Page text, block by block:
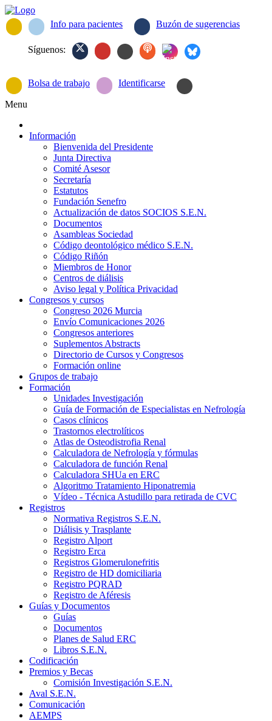
Info para pacientes Buzón de sugerencias
Síguenos:
Bolsa de trabajo Identificarse
Menu
Información
Bienvenida del Presidente
Junta Directiva
Comité Asesor
Secretaría
Estatutos
Fundación Senefro
Actualización de datos SOCIOS S.E.N.
Documentos
Asambleas Sociedad
Código deontológico médico S.E.N.
Código Riñón
Miembros de Honor
Centros de diálisis
Aviso legal y Política Privacidad
Congresos y cursos
Congreso 2026 Murcia
Envío Comunicaciones 2026
Congresos anteriores
Suplementos Abstracts
Directorio de Cursos y Congresos
Formación online
Grupos de trabajo
Formación
Unidades Investigación
Guía de Formación de Especialistas en Nefrología
Casos clínicos
Trastornos electrolíticos
Atlas de Osteodistrofia Renal
Calculadora de Nefrología y fórmulas
Calculadora de función Renal
Calculadora SHUa en ERC
Algoritmo Tratamiento Hiponatremia
Vídeo - Técnica Astudillo para retirada de CVC
Registros
Normativa Registros S.E.N.
Diálisis y Trasplante
Registro Alport
Registro Erca
Registros Glomerulonefritis
Registro de HD domiciliaria
Registro PQRAD
Registro de Aféresis
Guías y Documentos
Guías
Documentos
Planes de Salud ERC
Libros S.E.N.
Codificación
Premios y Becas
Comisión Investigación S.E.N.
Aval S.E.N.
Comunicación
AEMPS